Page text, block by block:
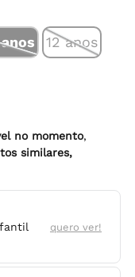
12 anos
no momento,
similares,
quero ver!